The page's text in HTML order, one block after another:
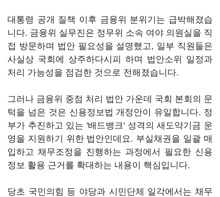
대통령 공개 질책 이후 금융위 분위기는 급박해졌습
니다. 금융위 실무진은 정무위 소속 여야 의원실을 직
접 방문하며 법안 필요성을 설명했고, 일부 직원들은
사실상 국회에 상주하다시피 하며 법안소위 일정과
처리 가능성을 점검한 것으로 전해졌습니다.
그러나 금융위 중점 처리 법안 가운데 국회 본회의 문
턱을 넘은 것은 신용정보법 개정안이 유일합니다. 정
부가 추진하고 있는 '배드뱅크' 성격의 새도약기금 운
영을 지원하기 위한 법안인데요. 부실채권을 일괄 매
입하고 채무조정을 진행하는 과정에서 필요한 신용
정보 활용 근거를 확대하는 내용이 핵심입니다.
당초 국민의힘 등 야당과 시민단체 일각에서는 채무